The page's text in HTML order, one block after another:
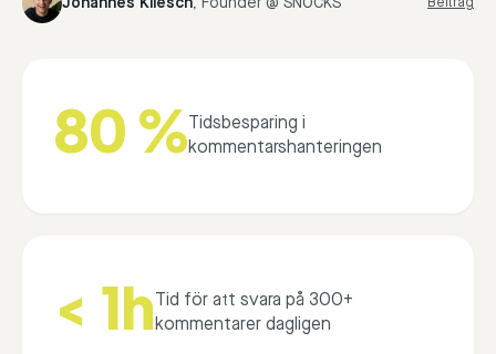
80 %Tidsbesparing i
kommentarshanteringen
< 1hTid för att svara på 300+
kommentarer dagligen